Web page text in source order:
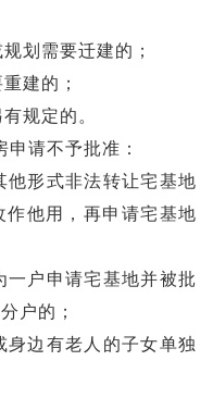
划需要迁建的；
建的；
规定的。
请不予批准：
他形式非法转让宅基地
作他用，再申请宅基地
一户申请宅基地并被批
户的；
身边有老人的子女单独